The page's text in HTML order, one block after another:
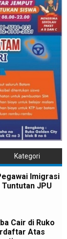
Kategori
Imigrasi
JPU
Cair di Ruko
Atas